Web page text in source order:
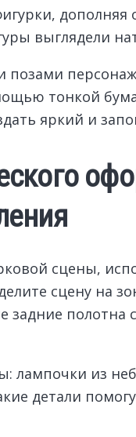
выглядели
тонкой
яркий и
сцены,
сцену на
задние
лампочки из
детали